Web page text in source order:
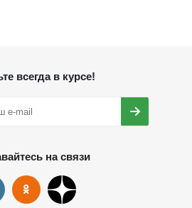
всегда в курсе!
на связи